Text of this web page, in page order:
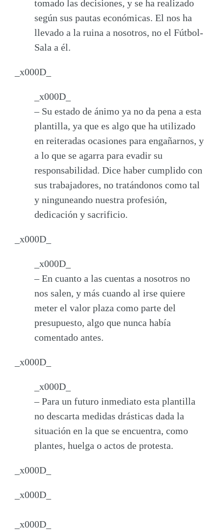
tomado las decisiones, y se ha realizado
según sus pautas económicas. El nos ha
llevado a la ruina a nosotros, no el Fútbol-
Sala a él.
_x000D_
_x000D_
– Su estado de ánimo ya no da pena a esta
plantilla, ya que es algo que ha utilizado
en reiteradas ocasiones para engañarnos, y
a lo que se agarra para evadir su
responsabilidad. Dice haber cumplido con
sus trabajadores, no tratándonos como tal
y ninguneando nuestra profesión,
dedicación y sacrificio.
_x000D_
_x000D_
– En cuanto a las cuentas a nosotros no
nos salen, y más cuando al irse quiere
meter el valor plaza como parte del
presupuesto, algo que nunca había
comentado antes.
_x000D_
_x000D_
– Para un futuro inmediato esta plantilla
no descarta medidas drásticas dada la
situación en la que se encuentra, como
plantes, huelga o actos de protesta.
_x000D_
_x000D_
_x000D_